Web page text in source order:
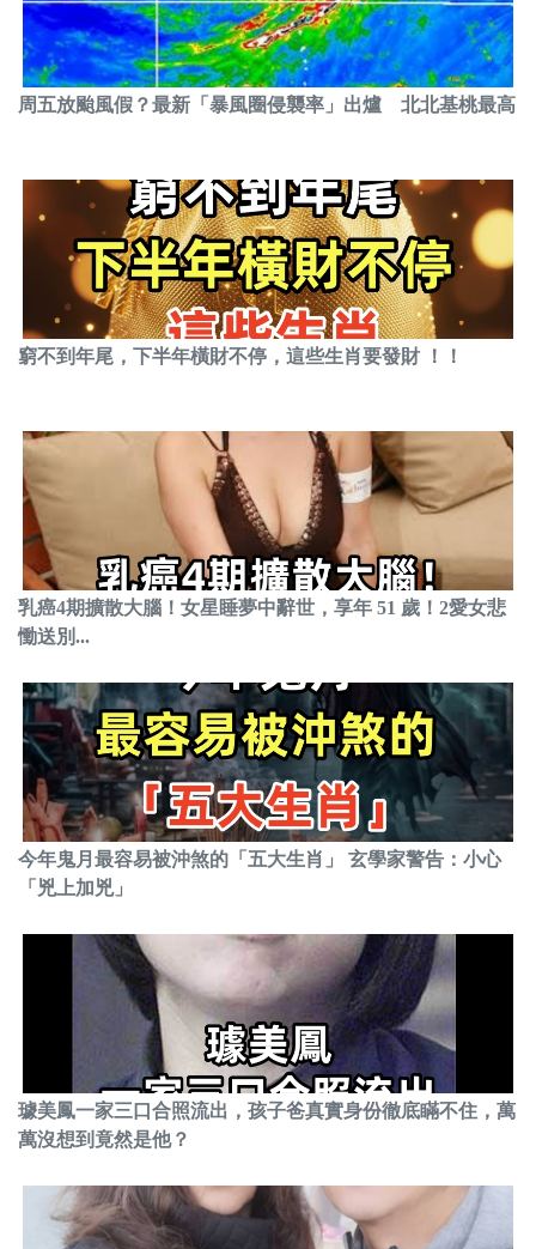
周五放颱風假？最新「暴風圈侵襲率」出爐 北北基桃最高
窮不到年尾，下半年橫財不停，這些生肖要發財 ！！
乳癌4期擴散大腦！女星睡夢中辭世，享年 51 歲！2愛女悲
慟送別...
今年鬼月最容易被沖煞的「五大生肖」 玄學家警告：小心
「兇上加兇」
璩美鳳一家三口合照流出，孩子爸真實身份徹底瞞不住，萬
萬沒想到竟然是他？